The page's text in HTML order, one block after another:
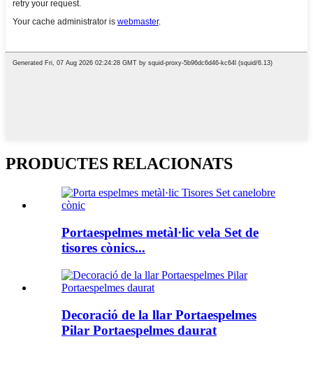
PRODUCTES RELACIONATS
Portaespelmes metàl·lic vela Set de
tisores cònics...
Decoració de la llar Portaespelmes
Pilar Portaespelmes daurat